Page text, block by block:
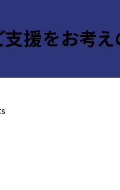
支援をお考え